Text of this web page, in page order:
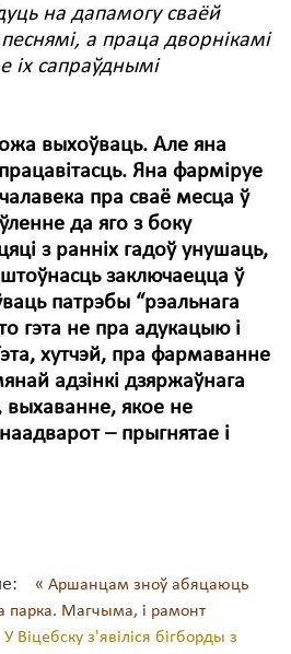
на дапамогу сваёй
а праца дворнікамі
іх сапраўднымі
выхоўваць. Але яна
Яна фарміруе
пра сваё месца ў
да яго з боку
з ранніх гадоў унушаць,
заключаецца ў
патрэбы “рэальнага
гэта не пра адукацыю і
хутчэй, пра фармаванне
адзінкі дзяржаўнага
выхаванне, якое не
– прыгнятае і
« Аршанцам зноў абяцаюць
парка. Магчыма, і рамонт
У Віцебску з'явіліся бігборды з